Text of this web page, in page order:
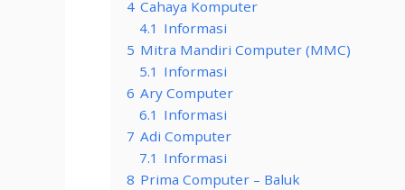
4 Cahaya Komputer
4.1 Informasi
5 Mitra Mandiri Computer (MMC)
5.1 Informasi
6 Ary Computer
6.1 Informasi
7 Adi Computer
7.1 Informasi
8 Prima Computer – Baluk